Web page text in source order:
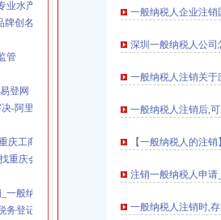
创名牌
登网
-阿里巴巴生意经
庆工商注册,重庆代账公司,重庆代办
重庆会计网校】-九龙坡陈家坪职业培
般纳税人海淀税务注销
登记流程-U88加盟网
一般纳税人企业注
深圳一般纳税人公
一般纳税人注销关
一般纳税人注销后,
【一般纳税人的注
注销一般纳税人申请
一般纳税人注销时,